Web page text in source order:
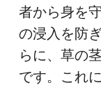
者から身を
の浸入を防
らに、草の
です。これ